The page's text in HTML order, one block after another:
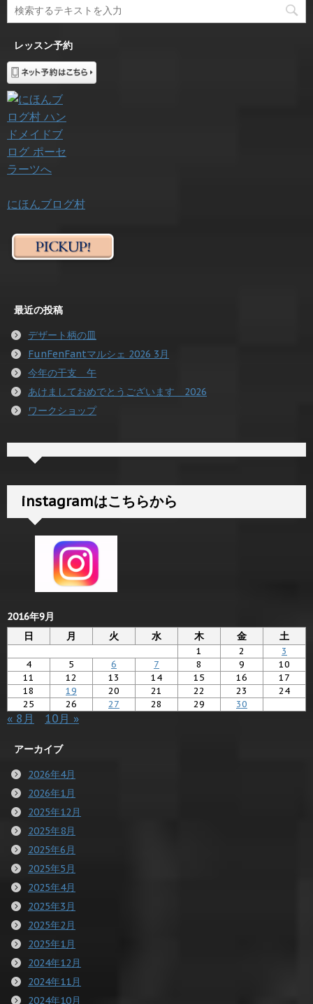
レッスン予約
にほんブログ村
最近の投稿
デザート柄の皿
FunFenFantマルシェ 2026 3月
今年の干支 午
あけましておめでとうございます 2026
ワークショップ
instagramはこちらから
2016年9月
日
月 火 水 木 金 土
1 2
3
4
5 6 7 8 9
10
11
12 13 14 15 16
17
18
19 20 21 22 23
24
25
26 27 28 29 30
« 8月 10月 »
アーカイブ
2026年4月
2026年1月
2025年12月
2025年8月
2025年6月
2025年5月
2025年4月
2025年3月
2025年2月
2025年1月
2024年12月
2024年11月
2024年10月